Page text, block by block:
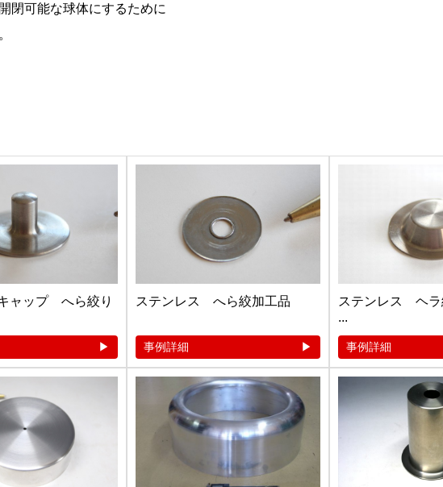
閉可能な球体にするために
ャップ へら絞り
ステンレス へら絞加工品
事例詳細
ステンレス ヘラ
...
事例詳細